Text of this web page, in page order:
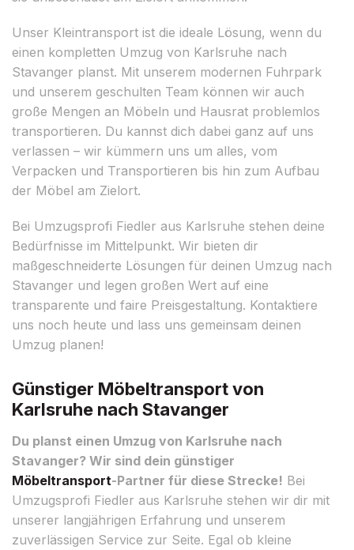
Unser Kleintransport ist die ideale Lösung, wenn du
einen kompletten Umzug von Karlsruhe nach
Stavanger planst. Mit unserem modernen Fuhrpark
und unserem geschulten Team können wir auch
große Mengen an Möbeln und Hausrat problemlos
transportieren. Du kannst dich dabei ganz auf uns
verlassen – wir kümmern uns um alles, vom
Verpacken und Transportieren bis hin zum Aufbau
der Möbel am Zielort.
Bei Umzugsprofi Fiedler aus Karlsruhe stehen deine
Bedürfnisse im Mittelpunkt. Wir bieten dir
maßgeschneiderte Lösungen für deinen Umzug nach
Stavanger und legen großen Wert auf eine
transparente und faire Preisgestaltung. Kontaktiere
uns noch heute und lass uns gemeinsam deinen
Umzug planen!
Günstiger Möbeltransport von
Karlsruhe nach Stavanger
Du planst einen Umzug von Karlsruhe nach
Stavanger? Wir sind dein günstiger
Möbeltransport-Partner für diese Strecke! Bei
Umzugsprofi Fiedler aus Karlsruhe stehen wir dir mit
unserer langjährigen Erfahrung und unserem
zuverlässigen Service zur Seite. Egal ob kleine